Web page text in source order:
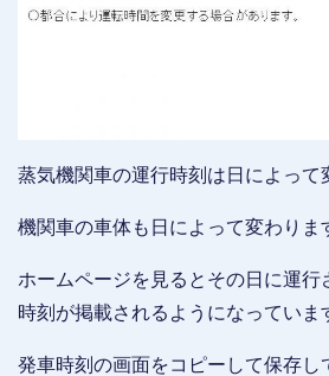
蒸気機関車の運行時刻は日によって
機関車の車体も日によって変わりま
ホームページを見るとその日に運行
時刻が掲載されるようになっていま
発車時刻の画面をコピーして保存し